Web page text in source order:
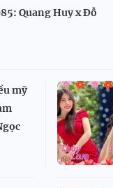
Quang Huy x Đỗ
mỹ